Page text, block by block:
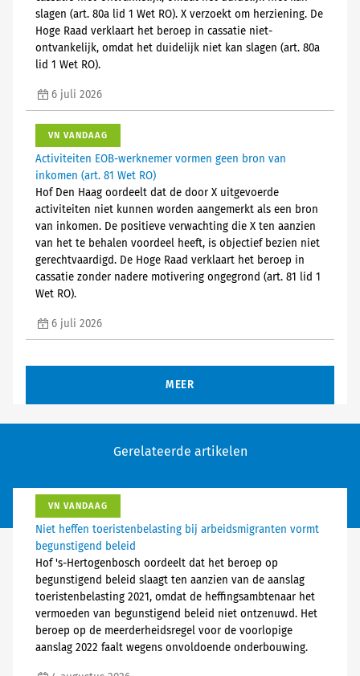
slagen (art. 80a lid 1 Wet RO). X verzoekt om herziening. De
Hoge Raad verklaart het beroep in cassatie niet-
ontvankelijk, omdat het duidelijk niet kan slagen (art. 80a
lid 1 Wet RO).
6 juli 2026
VN VANDAAG
Activiteiten EOB-werknemer vormen geen bron van
inkomen (art. 81 Wet RO)
Hof Den Haag oordeelt dat de door X uitgevoerde
activiteiten niet kunnen worden aangemerkt als een bron
van inkomen. De positieve verwachting die X ten aanzien
van het te behalen voordeel heeft, is objectief bezien niet
gerechtvaardigd. De Hoge Raad verklaart het beroep in
cassatie zonder nadere motivering ongegrond (art. 81 lid 1
Wet RO).
6 juli 2026
MEER
Gerelateerde artikelen
VN VANDAAG
Niet heffen toeristenbelasting bij arbeidsmigranten vormt
begunstigend beleid
Hof 's-Hertogenbosch oordeelt dat het beroep op
begunstigend beleid slaagt ten aanzien van de aanslag
toeristenbelasting 2021, omdat de heffingsambtenaar het
vermoeden van begunstigend beleid niet ontzenuwd. Het
beroep op de meerderheidsregel voor de voorlopige
aanslag 2022 faalt wegens onvoldoende onderbouwing.